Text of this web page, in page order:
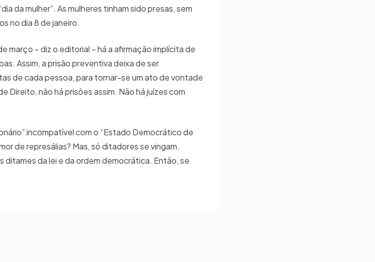
da mulher”. As mulheres tinham sido presas, sem
no dia 8 de janeiro.
março – diz o editorial – há a afirmação implícita de
Assim, a prisão preventiva deixa de ser
de cada pessoa, para tornar-se um ato de vontade
não há prisões assim. Não há juízes com
incompatível com o “Estado Democrático de
de represálias? Mas, só ditadores se vingam,
da lei e da ordem democrática. Então, se